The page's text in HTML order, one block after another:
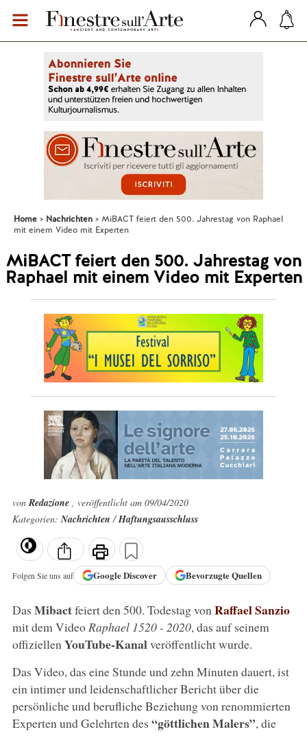
Home Nachrichten
MiBACT feiert den 500. Jahrestag von Raphael
mit einem Video mit Experten
MiBACT feiert den 500. Jahrestag von
Raphael mit einem Video mit Experten
vonRedazione , veröffentlicht am 09/04/2020
Kategorien:Nachrichten/Haftungsausschluss
Folgen Sie uns auf GoogleDiscover Bevorzugte Quellen
Das Mibactfeiert den 500. Todestag von Raffael Sanzio
mit dem Video Raphael 1520 - 2020, das auf seinem
offiziellen YouTube-Kanalveröffentlicht wurde.
Das Video, das eine Stunde und zehn Minuten dauert, ist
ein intimer und leidenschaftlicher Bericht über die
persönliche und berufliche Beziehung von renommierten
Experten und Gelehrten des “göttlichen Malers”, die